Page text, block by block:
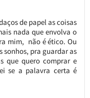
de papel as coisas
nada que envolva o
mim, não é ético. Ou
sonhos, pra guardar as
que quero comprar e
se a palavra certa é